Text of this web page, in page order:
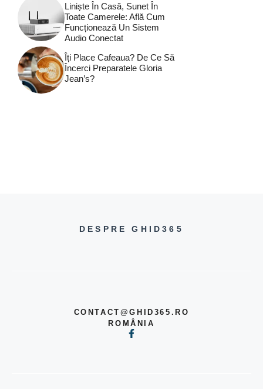
Liniște În Casă, Sunet În
Toate Camerele: Află Cum
Funcționează Un Sistem
Audio Conectat
Îți Place Cafeaua? De Ce Să
Încerci Preparatele Gloria
Jean’s?
DESPRE GHID365
CONTACT@GHID365.RO
ROMÂNIA